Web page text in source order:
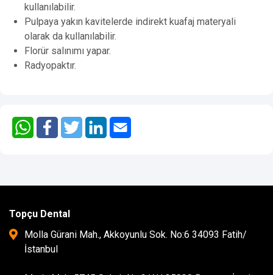
kullanılabilir.
Pulpaya yakın kavitelerde indirekt kuafaj materyali
olarak da kullanılabilir.
Florür salınımı yapar.
Radyopaktır.
Topçu Dental
Molla Gürani Mah., Akkoyunlu Sok. No:6 34093 Fatih/
İstanbul